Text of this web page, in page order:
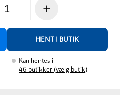
+
HENT I BUTIK
Kan hentes i
46 butikker (vælg butik)